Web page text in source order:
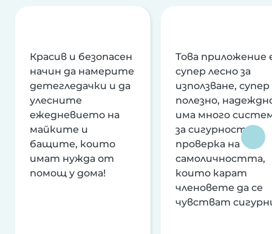
Красив и безопасен
начин да намерите
детегледачки и да
улесните
ежедневието на
майките и
бащите, които
имат нужда от
помощ у дома!
Това приложение
супер лесно за
използване, супер
полезно,
има много
за сигурност и
проверка на
самоличността,
които карат
членовете да се
чувстват